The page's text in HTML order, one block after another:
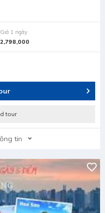
Giá 1 ngày
2,798,000
tour
tin